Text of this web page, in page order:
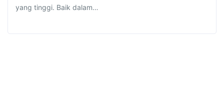
yang tinggi. Baik dalam…